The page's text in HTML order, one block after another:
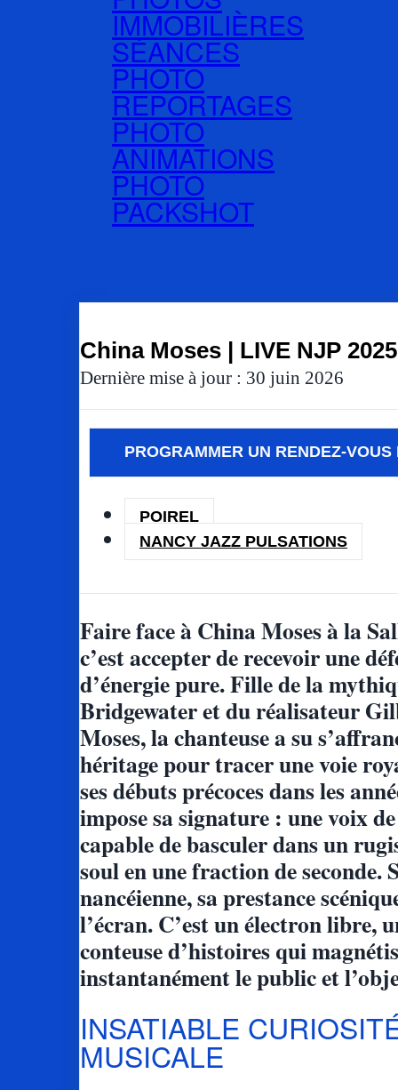
IMMOBILIÈRES
SÉANCES
PHOTO
REPORTAGES
PHOTO
ANIMATIONS
PHOTO
PACKSHOT
China Moses | LIVE NJP 2025
Dernière mise à jour : 30 juin 2026
PROGRAMMER UN RENDEZ-VOUS
POIREL
NANCY JAZZ PULSATIONS
Faire face à China Moses à la
c’est accepter de recevoir une
d’énergie pure. Fille de la
Bridgewater et du réalisateur
Moses, la chanteuse a su
héritage pour tracer une voie
ses débuts précoces dans les
impose sa signature : une voix
capable de basculer dans un
soul en une fraction de seconde.
nancéienne, sa prestance
l’écran. C’est un électron libre,
conteuse d’histoires qui
instantanément le public et
INSATIABLE
MUSICALE